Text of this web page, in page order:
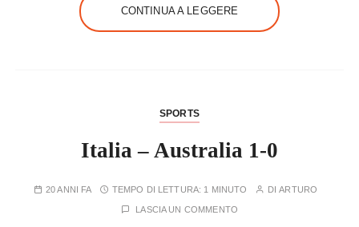
CONTINUA A LEGGERE
SPORTS
Italia – Australia 1-0
20 ANNI FA TEMPO DI LETTURA: 1 MINUTO DIARTURO
LASCIA UN COMMENTO